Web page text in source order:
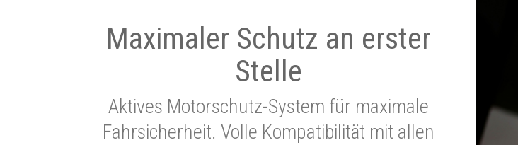
Maximaler Schutz an erster
Stelle
Aktives Motorschutz-System für maximale
Fahrsicherheit. Volle Kompatibilität mit allen